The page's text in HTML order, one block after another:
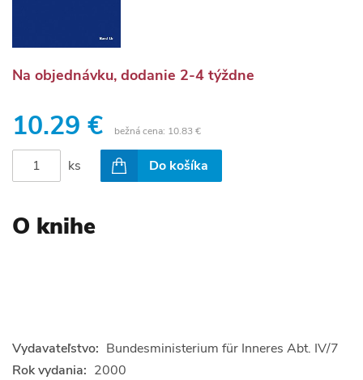
Na objednávku, dodanie 2-4 týždne
10.29 € bežná cena: 10.83 €
ks Do košíka
O knihe
Vydavateľstvo: Bundesministerium für Inneres Abt. IV/7
Rok vydania: 2000